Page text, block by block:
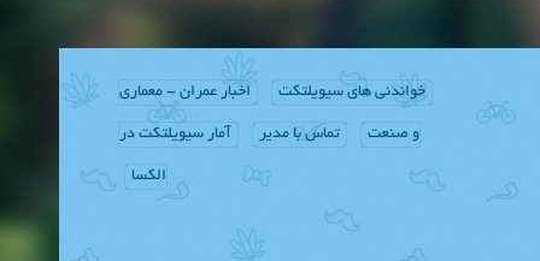
خواندنی های سیویلتکت اخبار عمران - معماری
و صنعت تماس با مدیر آمار سیویلتکت در
الکسا